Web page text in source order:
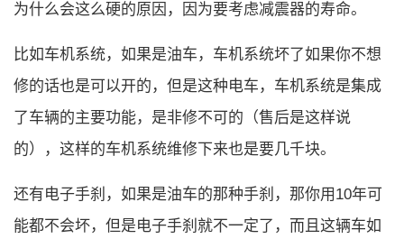
为什么会这么硬的原因，因为要考虑减震器的寿命。
比如车机系统，如果是油车，车机系统坏了如果你不想
修的话也是可以开的，但是这种电车，车机系统是集成
了车辆的主要功能，是非修不可的（售后是这样说
的），这样的车机系统维修下来也是要几千块。
还有电子手刹，如果是油车的那种手刹，那你用10年可
能都不会坏，但是电子手刹就不一定了，而且这辆车如